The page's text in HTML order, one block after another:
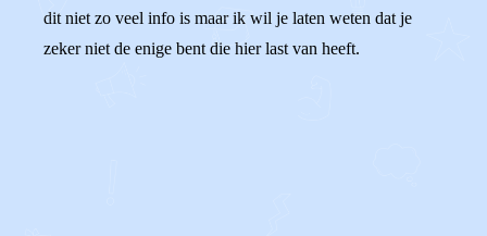
dit niet zo veel info is maar ik wil je laten weten dat je
zeker niet de enige bent die hier last van heeft.